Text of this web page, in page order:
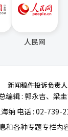
人民网
新闻稿件投诉负责人
编辑 : 郭永吉、梁
纳 电话 : 02-739-
和各种专题专栏内